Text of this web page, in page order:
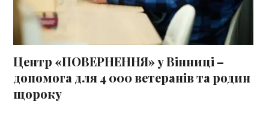
Центр «ПОВЕРНЕННЯ» у Вінниці –
допомога для 4 000 ветеранів та родин
щороку